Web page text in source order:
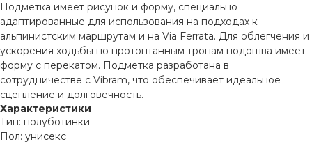
Подметка имеет рисунок и форму, специально
адаптированные для использования на подходах к
альпинистским маршрутам и на Via Ferrata. Для облегчения и
ускорения ходьбы по протоптанным тропам подошва имеет
форму с перекатом. Подметка разработана в
сотрудничестве с Vibram, что обеспечивает идеальное
сцепление и долговечность.
Характеристики
Тип: полуботинки
Пол: унисекс